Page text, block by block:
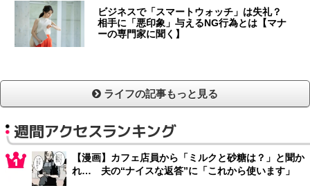
ビジネスで「スマートウォッチ」は失礼？
相手に「悪印象」与えるNG行為とは【マナ
ーの専門家に聞く】
ライフの記事もっと見る
週間アクセスランキング
【漫画】カフェ店員から「ミルクと砂糖は？」と聞か
れ… 夫の“ナイスな返答”に「これから使います」